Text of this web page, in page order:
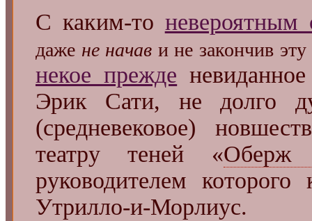
С каким-то невероятным
даже не начав и не закончив
некое прежде
Эрик Сати, не долго
(средневековое)
театру теней «
руководителем
Утрилло-и-Морлиус.